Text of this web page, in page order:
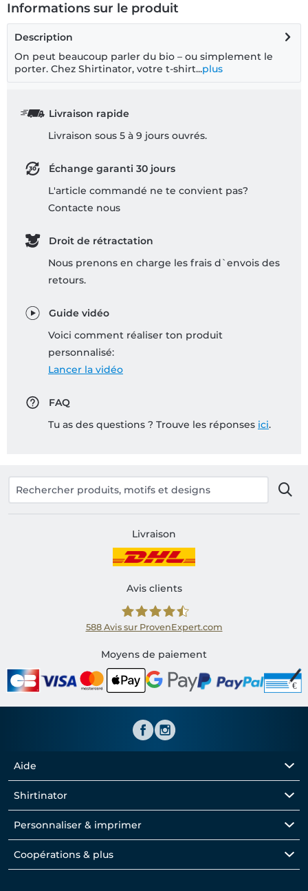
Informations sur le produit
Description
On peut beaucoup parler du bio – ou simplement le
porter. Chez Shirtinator, votre t-shirt...plus
Livraison rapide
Livraison sous 5 à 9 jours ouvrés.
Échange garanti 30 jours
L'article commandé ne te convient pas?
Contacte nous
Droit de rétractation
Nous prenons en charge les frais d`envois des
retours.
Guide vidéo
Voici comment réaliser ton produit
personnalisé:
Lancer la vidéo
FAQ
Tu as des questions ? Trouve les réponses ici.
Livraison
Avis clients
Shirtinator FR
588 Avis sur ProvenExpert.com
Moyens de paiement
Aide
Shirtinator
Personnaliser & imprimer
Coopérations & plus